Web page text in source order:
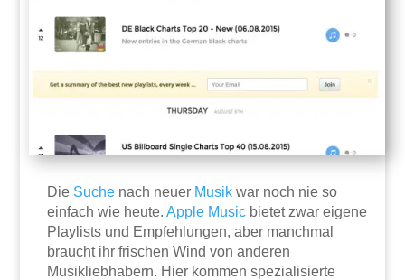
Die Suche nach neuer Musik war noch nie so
einfach wie heute.Apple Music bietet zwar eigene
Playlists und Empfehlungen, aber manchmal
braucht ihr frischen Wind von anderen
Musikliebhabern. Hier kommen spezialisierte